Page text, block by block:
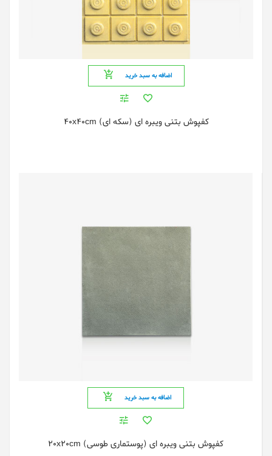
اضافه به سبد خرید
کفپوش بتنی ویبره ای (سکه ای) 40x40cm
اضافه به سبد خرید
کفپوش بتنی ویبره ای (پوستماری طوسی) 20x20cm